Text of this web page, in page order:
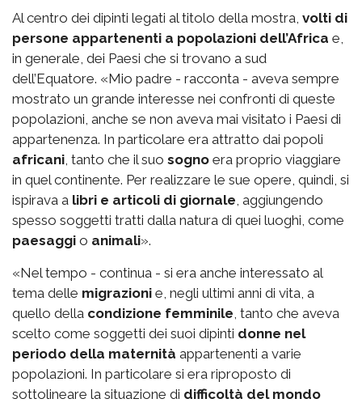
Al centro dei dipinti legati al titolo della mostra, volti di
persone appartenenti a popolazioni dell’Africa e,
in generale, dei Paesi che si trovano a sud
dell’Equatore. «Mio padre - racconta - aveva sempre
mostrato un grande interesse nei confronti di queste
popolazioni, anche se non aveva mai visitato i Paesi di
appartenenza. In particolare era attratto dai popoli
africani , tanto che il suo sogno era proprio viaggiare
in quel continente. Per realizzare le sue opere, quindi, si
ispirava a libri e articoli di giornale , aggiungendo
spesso soggetti tratti dalla natura di quei luoghi, come
paesaggi o animali».
«Nel tempo - continua - si era anche interessato al
tema delle migrazioni e, negli ultimi anni di vita, a
quello della condizione femminile , tanto che aveva
scelto come soggetti dei suoi dipinti donne nel
periodo della maternità appartenenti a varie
popolazioni. In particolare si era riproposto di
sottolineare la situazione di difficoltà del mondo